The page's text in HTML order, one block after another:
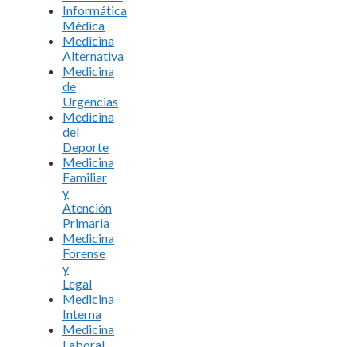
Informática
Médica
Medicina
Alternativa
Medicina
de
Urgencias
Medicina
del
Deporte
Medicina
Familiar
y
Atención
Primaria
Medicina
Forense
y
Legal
Medicina
Interna
Medicina
Laboral